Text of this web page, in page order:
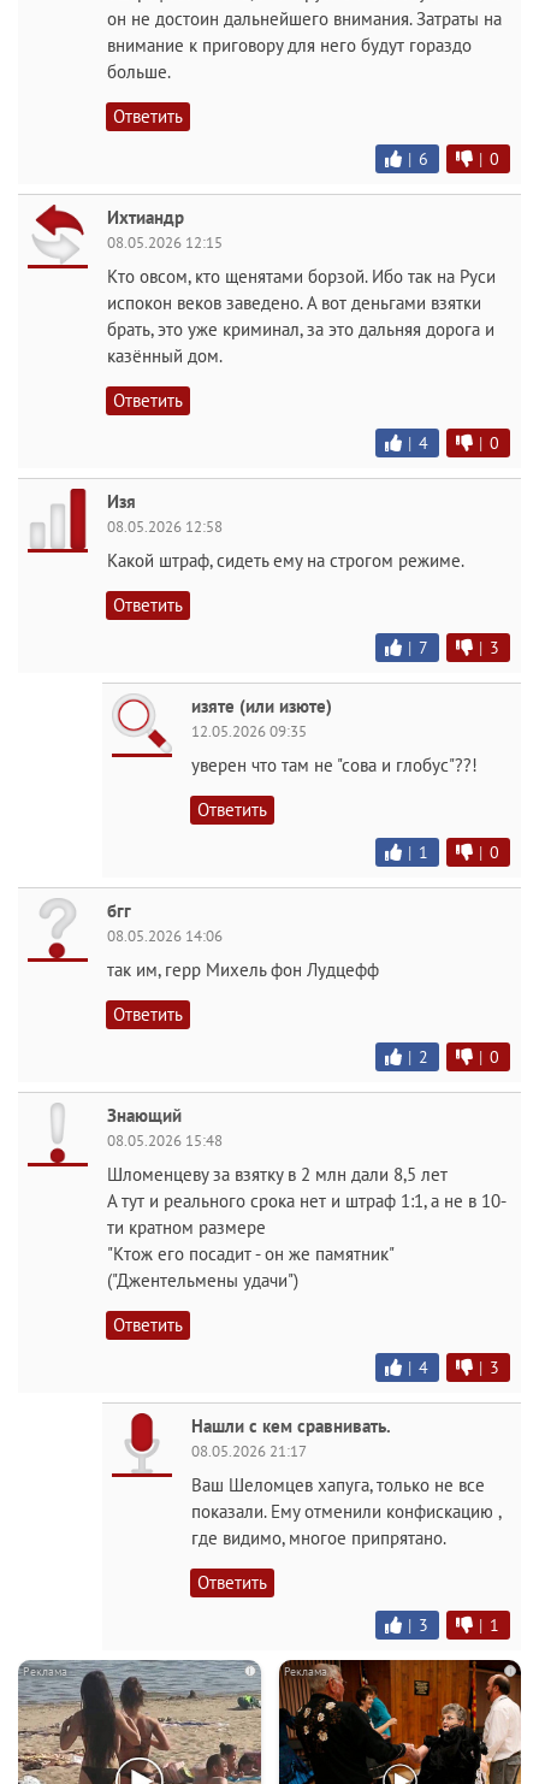
он не достоин дальнейшего внимания. Затраты на
внимание к приговору для него будут гораздо
больше.
Ответить
| 6 | 0
Ихтиандр
08.05.2026 12:15
Кто овсом, кто щенятами борзой. Ибо так на Руси
испокон веков заведено. А вот деньгами взятки
брать, это уже криминал, за это дальняя дорога и
казённый дом.
Ответить
| 4 | 0
Изя
08.05.2026 12:58
Какой штраф, сидеть ему на строгом режиме.
Ответить
| 7 | 3
изяте (или изюте)
12.05.2026 09:35
уверен что там не "сова и глобус"??!
Ответить
| 1 | 0
бгг
08.05.2026 14:06
так им, герр Михель фон Лудцефф
Ответить
| 2 | 0
Знающий
08.05.2026 15:48
Шломенцеву за взятку в 2 млн дали 8,5 лет
А тут и реального срока нет и штраф 1:1, а не в 10-
ти кратном размере
"Ктож его посадит - он же памятник"
("Джентельмены удачи")
Ответить
| 4 | 3
Нашли с кем сравнивать.
08.05.2026 21:17
Ваш Шеломцев хапуга, только не все
показали. Ему отменили конфискацию ,
где видимо, многое припрятано.
Ответить
| 3 | 1
i i